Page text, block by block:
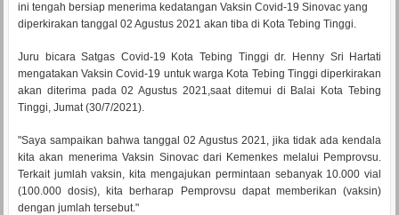
ini tengah bersiap menerima kedatangan Vaksin Covid-19 Sinovac yang
diperkirakan tanggal 02 Agustus 2021 akan tiba di Kota Tebing Tinggi.
Juru bicara Satgas Covid-19 Kota Tebing Tinggi dr. Henny Sri Hartati
mengatakan Vaksin Covid-19 untuk warga Kota Tebing Tinggi diperkirakan
akan diterima pada 02 Agustus 2021,saat ditemui di Balai Kota Tebing
Tinggi, Jumat (30/7/2021).
"Saya sampaikan bahwa tanggal 02 Agustus 2021, jika tidak ada kendala
kita akan menerima Vaksin Sinovac dari Kemenkes melalui Pemprovsu.
Terkait jumlah vaksin, kita mengajukan permintaan sebanyak 10.000 vial
(100.000 dosis), kita berharap Pemprovsu dapat memberikan (vaksin)
dengan jumlah tersebut."